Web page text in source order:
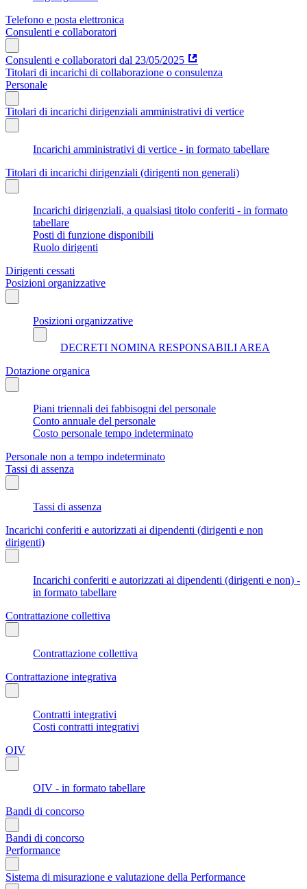
Telefono e posta elettronica
Consulenti e collaboratori
Consulenti e collaboratori dal 23/05/2025
Titolari di incarichi di collaborazione o consulenza
Personale
Titolari di incarichi dirigenziali amministrativi di vertice
Incarichi amministrativi di vertice - in formato tabellare
Titolari di incarichi dirigenziali (dirigenti non generali)
Incarichi dirigenziali, a qualsiasi titolo conferiti - in formato
tabellare
Posti di funzione disponibili
Ruolo dirigenti
Dirigenti cessati
Posizioni organizzative
Posizioni organizzative
DECRETI NOMINA RESPONSABILI AREA
Dotazione organica
Piani triennali dei fabbisogni del personale
Conto annuale del personale
Costo personale tempo indeterminato
Personale non a tempo indeterminato
Tassi di assenza
Tassi di assenza
Incarichi conferiti e autorizzati ai dipendenti (dirigenti e non
dirigenti)
Incarichi conferiti e autorizzati ai dipendenti (dirigenti e non) -
in formato tabellare
Contrattazione collettiva
Contrattazione collettiva
Contrattazione integrativa
Contratti integrativi
Costi contratti integrativi
OIV
OIV - in formato tabellare
Bandi di concorso
Bandi di concorso
Performance
Sistema di misurazione e valutazione della Performance